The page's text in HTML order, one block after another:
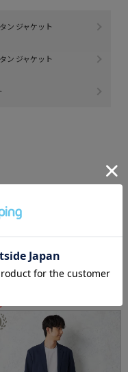
ン ジャケット
ン ジャケット
ます。
キング